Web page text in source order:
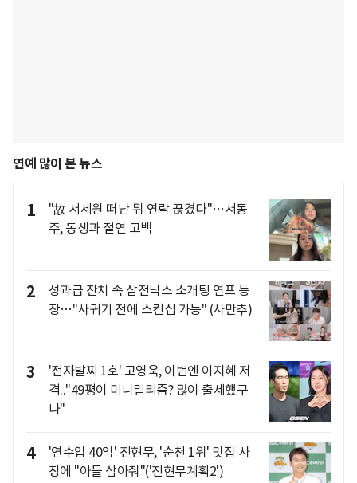
연예 많이 본 뉴스
1
"故 서세원 떠난 뒤 연락 끊겼다"…서동
주, 동생과 절연 고백
2
성과급 잔치 속 삼전닉스 소개팅 연프 등
장…"사귀기 전에 스킨십 가능" (사만추)
3
'전자발찌 1호' 고영욱, 이번엔 이지혜 저
격.."49평이 미니멀리즘? 많이 출세했구
나"
4
'연수입 40억' 전현무, '순천 1위' 맛집 사
장에 "아들 삼아줘"('전현무계획2')